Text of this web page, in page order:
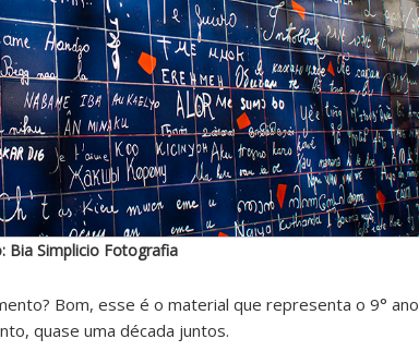
Bia Simplicio Fotografia
Bom, esse é o material que representa o 9° ano
quase uma década juntos.